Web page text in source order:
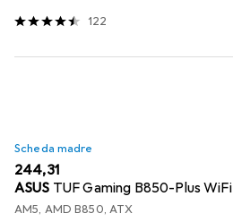
122
Scheda madre
EUR
244,31
ASUS TUF Gaming B850-Plus WiFi
AM5, AMD B850, ATX